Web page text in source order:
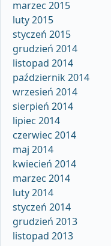
marzec 2015
luty 2015
styczeń 2015
grudzień 2014
listopad 2014
październik 2014
wrzesień 2014
sierpień 2014
lipiec 2014
czerwiec 2014
maj 2014
kwiecień 2014
marzec 2014
luty 2014
styczeń 2014
grudzień 2013
listopad 2013